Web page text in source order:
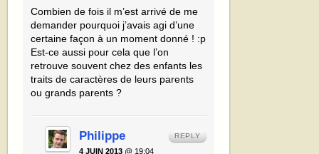
Combien de fois il m’est arrivé de me
demander pourquoi j’avais agi d’une
certaine façon à un moment donné ! :p
Est-ce aussi pour cela que l’on
retrouve souvent chez des enfants les
traits de caractères de leurs parents
ou grands parents ?
Philippe
4 JUIN 2013 @ 19:04
REPLY